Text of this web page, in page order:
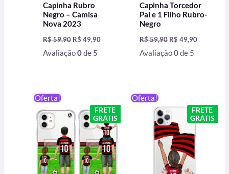
Capinha Rubro
Negro – Camisa
Nova 2023
R$59,90 R$ 49,90
Avaliação0de 5
Capinha Torcedor
Pai e 1 Filho Rubro-
Negro
R$59,90 R$ 49,90
Avaliação0de 5
Oferta!
FRETE
GRÁTIS
original
era:
R$ 59,90.
preço
atual
é:
R$ 49,90.
Oferta!
FRETE
GRÁTIS
original
era:
R$ 59,90.
preço
atual
é: